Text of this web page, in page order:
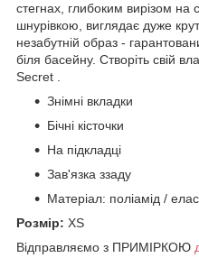
стегнах, глибоким вирізом на
шнурівкою, виглядає дуже
незабутній образ -
біля басейну. Створіть свій
Secret .
Знімні вкладки
Бічні кісточки
На підкладці
Зав'язка ззаду
Матеріал: поліамід /
Розмір: XS
Відправляємо з ПРИМІРКОЮ